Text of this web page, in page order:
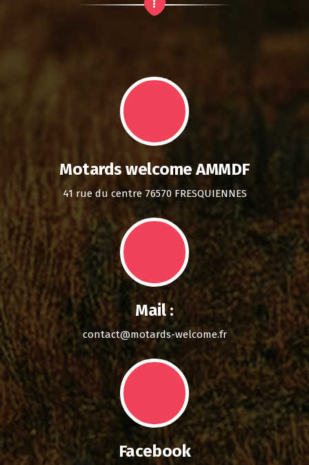
Motards welcome AMMDF
41 rue du centre 76570 FRESQUIENNES
Mail :
contact@motards-welcome.fr
Facebook